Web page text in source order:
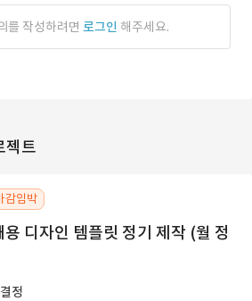
를 작성하려면 로그인 해주세요.
젝트
감임박
디자인 템플릿 정기 제작 (월 정
정